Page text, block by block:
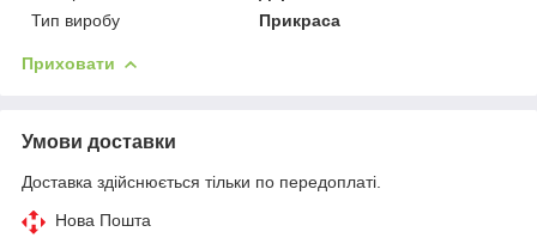
Тип виробу
Прикраса
Приховати
Умови доставки
Доставка здійснюється тільки по передоплаті.
Нова Пошта